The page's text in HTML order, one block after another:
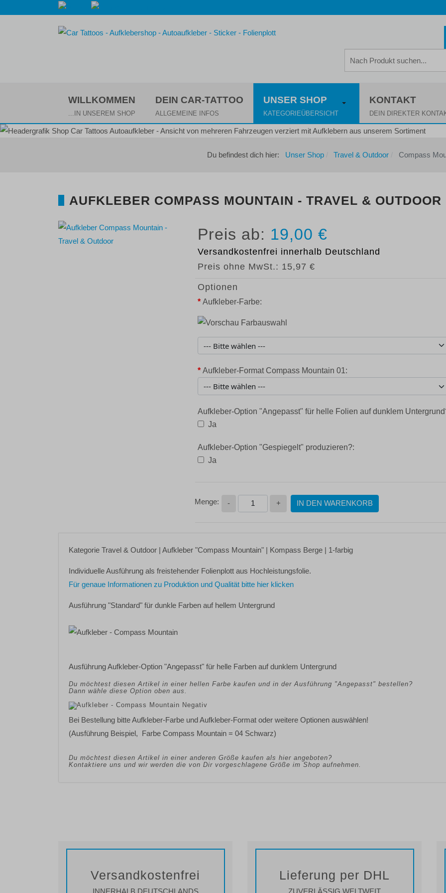
WILLKOMMEN
...IN UNSEREM SHOP
DEIN CAR-TATTOO
ALLGEMEINE INFOS
UNSER SHOP
KATEGORIEÜBERSICHT
KONTAKT
DEIN DIREKTER
Du befindest dich hier: Unser Shop Travel & Outdoor Compass
AUFKLEBER COMPASS MOUNTAIN - TRAVEL & OUTDOOR
19,00 €
Versandkostenfrei innerhalb Deutschland
Preis ohne MwSt.: 15,97 €
Optionen
* Aufkleber-Farbe:
* Aufkleber-Format Compass Mountain 01:
Aufkleber-Option "Angepasst" für helle Folien auf dunklem
Ja
Aufkleber-Option "Gespiegelt" produzieren?:
Ja
- + IN DEN WARENKORB
Kategorie Travel & Outdoor | Aufkleber "Compass Mountain" | Kompass Berge | 1-farbig
Individuelle Ausführung als freistehender Folienplott aus Hochleistungsfolie.
Für genaue Informationen zu Produktion und Qualität bitte hier klicken
Ausführung "Standard" für dunkle Farben auf hellem Untergrund
Ausführung Aufkleber-Option "Angepasst" für helle Farben auf dunklem Untergrund
Du möchtest diesen Artikel in einer hellen Farbe kaufen und in der Ausführung "Angepasst" bestellen?
Dann wähle diese Option oben aus.
Bei Bestellung bitteAufkleber-Farbe undAufkleber-Format oder weitere Optionen auswählen!
(Ausführung Beispiel, Farbe Compass Mountain = 04 Schwarz)
Du möchtest diesen Artikel in einer anderen Größe kaufen als hier angeboten?
Kontaktiere uns und wir werden die von Dir vorgeschlagene Größe im Shop aufnehmen.
Versandkostenfrei Lieferung per DHL